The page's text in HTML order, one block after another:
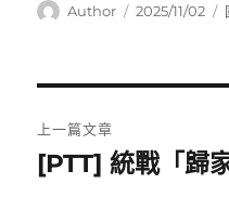
作
Author
發
2025/11/02
章
上一篇文章
上
[PTT] 統戰「歸